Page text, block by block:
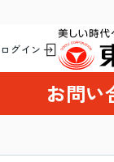
グイン
お問い